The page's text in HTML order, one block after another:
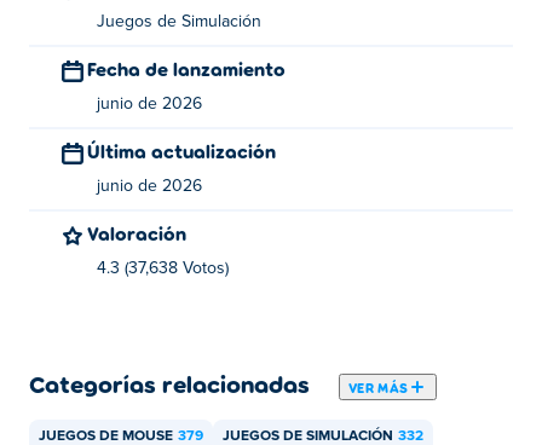
juegos de rompecabezas casuales en Poki:
Cooking Party,Kate's Cooking Party 2
laborer-2¡
¿Cómo puedo jugar a Sea Catcher gratis?
Puedes jugar a Sea Catcher gratis en дИдядыЪ.
Sea Catcher se puede jugar en tu ordenador y en
dispositivos móviles como teléfonos y tabletas.
Juegos de Simulación
Fecha de lanzamiento
junio de 2026
Última actualización
junio de 2026
Valoración
4.3 (37,638 Votos)
Categorías relacionadas VER MÁS
JUEGOS DE MOUSE 379 JUEGOS DE SIMULACIÓN 332